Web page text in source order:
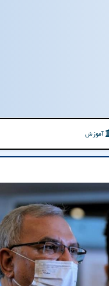
آموزش